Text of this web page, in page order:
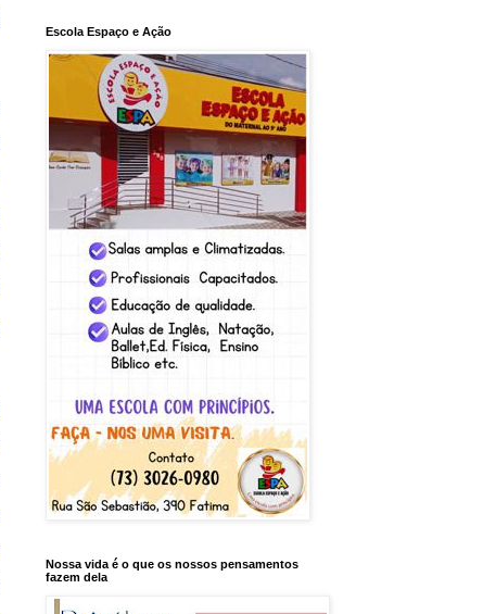
Escola Espaço e Ação
Nossa vida é o que os nossos pensamentos
fazem dela